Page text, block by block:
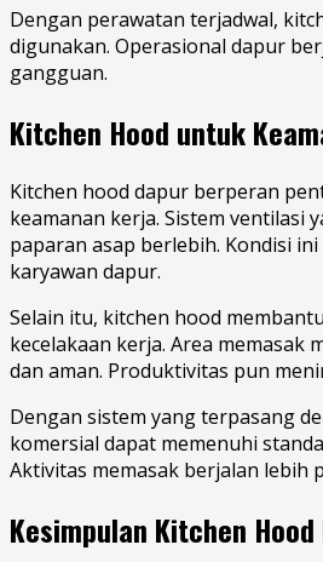
Dengan perawatan terjadwal,
digunakan. Operasional dapur
gangguan.
Kitchen Hood untuk
Kitchen hood dapur berperan
keamanan kerja. Sistem ventilasi
paparan asap berlebih. Kondisi
karyawan dapur.
Selain itu, kitchen hood
kecelakaan kerja. Area memasak
dan aman. Produktivitas pun
Dengan sistem yang terpasang
komersial dapat memenuhi
Aktivitas memasak berjalan lebih
Kesimpulan Kitchen